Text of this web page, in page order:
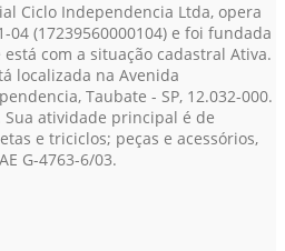
Ciclo Independencia Ltda, opera
04 (17239560000104) e foi fundada
com a situação cadastral Ativa.
localizada na Avenida
Taubate - SP, 12.032-000.
Sua atividade principal é de
e triciclos; peças e acessórios,
G-4763-6/03.